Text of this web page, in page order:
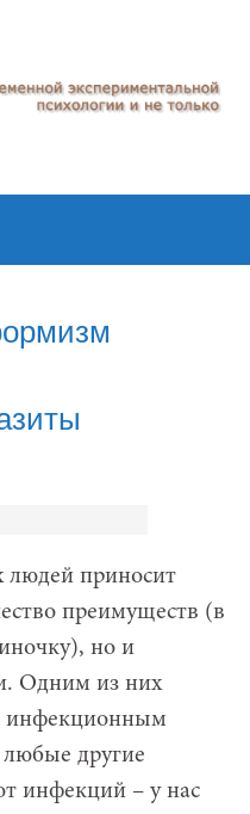
людей приносит
преимуществ (в
но и
Одним из них
инфекционным
другие
инфекций – у нас